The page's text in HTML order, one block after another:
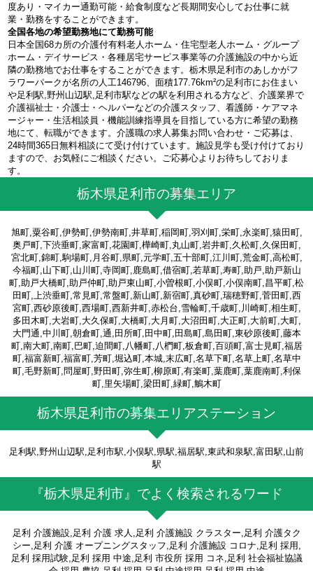
度あり・マイカー通勤可能・給食制度など長期間安心してお仕事に就
業・勤務をすることができます。
全国各地の希望勤務地にて勤務可能
日本全国68カ所の介護付有料老人ホーム・住宅型老人ホーム・グループ
ホーム・デイサービス・各種居宅サービス事業等の介護施設の中から近
隣の勤務地でお仕事をすることができます。栃木県足利市のあしかがフ
ラワーパークが名所の人工146796、面積177.76km²の足利市にお住まい
や足利駅,野州山辺駅,足利市駅などの駅を利用される方など、介護業界で
介護福祉士・介護士・ヘルパーなどの介護スタッフ、看護師・ケアマネ
ージャー・生活相談員・機能訓練指導員を目指している方に希望の勤務
地にて、転職ができます。介護職の求人募集お問い合わせ・ご応募は、
24時間365日無料相談にて受け付けています。施設見学も受け付けており
ますので、お気軽にご相談ください。ご応募心よりお待ちしておりま
す。
栃木県足利市の募集エリア
旭町,粟谷町,伊勢町,伊勢南町,井草町,稲岡町,羽刈町,栄町,永楽町,猿田町,
奥戸町,下渋垂町,家富町,花園町,樺崎町,丸山町,岩井町,久松町,久保田町,
宮北町,錦町,駒場町,月谷町,県町,元学町,五十部町,江川町,荒金町,高松町,
今福町,山下町,山川町,寺岡町,鹿島町,借宿町,若草町,寿町,助戸,助戸新山
町,助戸大橋町,助戸仲町,助戸東山町,小曽根町,小俣町,小俣南町,昌平町,松
田町,上渋垂町,常見町,常盤町,新山町,新宿町,真砂町,瑞穂野町,菅田町,西
宮町,西砂原後町,西場町,西新井町,赤松台,雪輪町,千歳町,川崎町,相生町,
多田木町,大岩町,大久保町,大橋町,大月町,大沼田町,大正町,大前町,大町,
大門通,中川町,朝倉町,通,田所町,田中町,田島町,島田町,東砂原後町,藤本
町,南大町,南町,巴町,迫間町,八幡町,八椚町,板倉町,百頭町,富士見町,福居
町,福富新町,福富町,芳町,堀込町,本城,末広町,名草下町,名草上町,名草中
町,毛野新町,問屋町,野田町,弥生町,柳原町,有楽町,葉鹿町,葉鹿南町,利保
町,里矢場町,梁田町,緑町,鵤木町
栃木県足利市の募集エリアステーション
足利駅,野州山辺駅,足利市駅,小俣駅,県駅,福居駅,東武和泉駅,富田駅,山前
駅
『栃木県足利市』でよく検索されるワード
足利 介護施設,足利 介護 求人,足利 介護施設 クラスター,足利 介護タク
シー,足利 介護 オープニングスタッフ,足利 介護施設 コロナ,足利 採用,
足利 採用試験,足利 採用 中途,足利 市役所 採用 コネ,足利 社会福祉協議